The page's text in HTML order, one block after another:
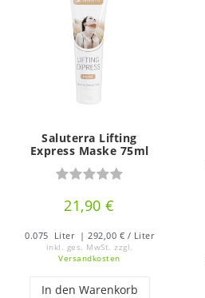
Saluterra Lifting
Express Maske 75ml
21,90 €
0.075 Liter | 292,00 € / Liter
inkl. ges. MwSt. zzgl.
Versandkosten
In den Warenkorb